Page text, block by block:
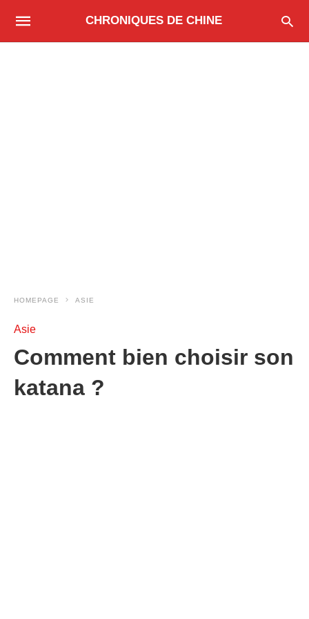
CHRONIQUES DE CHINE
HOMEPAGE ASIE
Asie
Comment bien choisir son
katana ?